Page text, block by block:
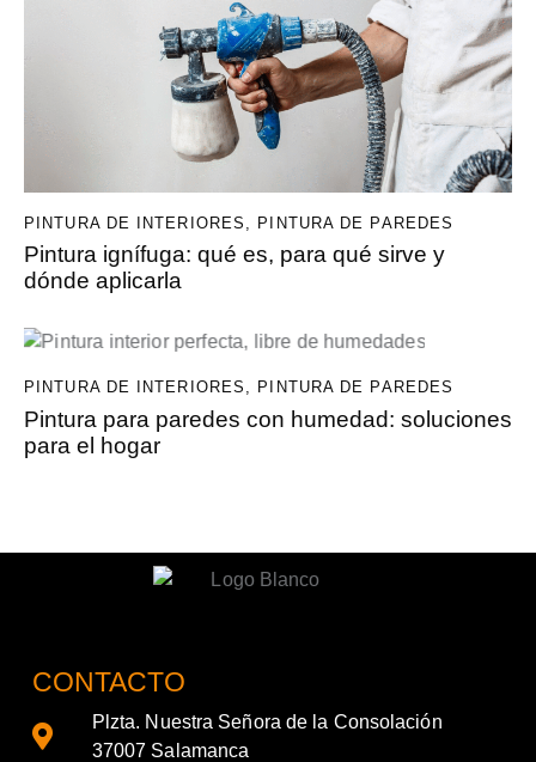
PINTURA DE INTERIORES PINTURA DE PAREDES
Pintura ignífuga: qué es, para qué sirve y
dónde aplicarla
PINTURA DE INTERIORES , PINTURA DE PAREDES
Pintura para paredes con humedad: soluciones
para el hogar
CONTACTO
Plzta. Nuestra Señora de la Consolación
37007 Salamanca